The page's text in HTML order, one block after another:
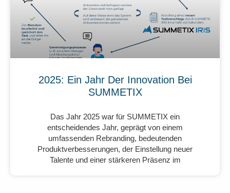
2025: Ein Jahr Der Innovation Bei
SUMMETIX
Das Jahr 2025 war für SUMMETIX ein
entscheidendes Jahr, geprägt von einem
umfassenden Rebranding, bedeutenden
Produktverbesserungen, der Einstellung neuer
Talente und einer stärkeren Präsenz im